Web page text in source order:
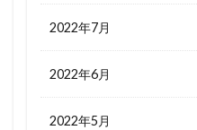
2022年7月
2022年6月
2022年5月